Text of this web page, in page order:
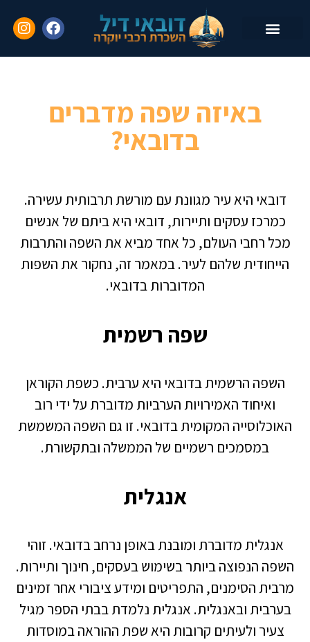
באיזה שפה מדברים
בדובאי?
דובאי היא עיר מגוונת עם מורשת תרבותית עשירה.
כמרכז עסקים ותיירות, דובאי היא ביתם של אנשים
מכל רחבי העולם, כל אחד מביא את השפה והתרבות
הייחודית שלהם לעיר. במאמר זה, נחקור את השפות
המדוברות בדובאי.
שפה רשמית
השפה הרשמית בדובאי היא ערבית. כשפת הקוראן
ואיחוד האמירויות הערביות מדוברת על ידי רוב
האוכלוסייה המקומית בדובאי. זו גם השפה המשמשת
במסמכים רשמיים של הממשלה ובתקשורת.
אנגלית
אנגלית מדוברת ומובנת באופן נרחב בדובאי. זוהי
השפה הנפוצה ביותר בשימוש בעסקים, חינוך ותיירות.
מרבית הסימנים, התפריטים ומידע ציבורי אחר זמינים
בערבית ובאנגלית. אנגלית נלמדת בבתי הספר מגיל
צעיר ולעיתים קרובות היא שפת ההוראה במוסדות